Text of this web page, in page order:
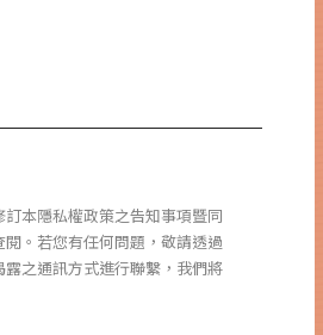
本隱私權政策之告知事項暨同
。若您有任何問題，敬請透過
之通訊方式進行聯繫，我們將